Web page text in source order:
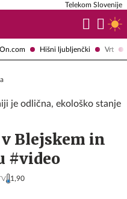
Hišni ljubljenčki Vrt
Telekom Slovenije
je odlična, ekološko stanje
Blejskem in
#video
1,90